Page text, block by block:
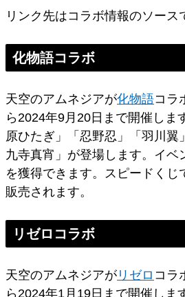
リンク先はコラボ情報のソース
化物語コラボ
天空のアムネジアが化物語コラ
ら2024年9月20日まで開催しま
原ひたぎ」「忍野忍」「⽻川翼
九寺真宵」が登場します。イベ
を獲得できます。スピードくじ
販売されます。
リゼロコラボ
天空のアムネジアが リゼロ コラ
ら2024年1月19日まで開催しま